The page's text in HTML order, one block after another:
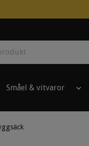
Småel & vitvaror